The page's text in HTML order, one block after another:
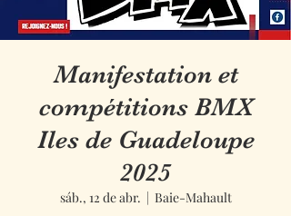
Manifestation et
compétitions BMX
Iles de Guadeloupe
2025
sáb., 12 de abr.
  |
Baie-Mahault